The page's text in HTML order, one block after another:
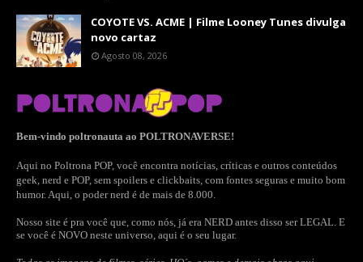
COYOTE VS. ACME | Filme Looney Tunes divulga
novo cartaz
Agosto 08, 2026
Bem-vindo poltronauta ao POLTRONAVERSE!
Aqui no Poltrona POP, você encontra notícias, críticas e outros conteúdos
geek, nerd e POP, sem spoilers e clickbaits, com fontes seguras e muito bom
humor. Aqui, o poder nerd é de mais de 8.000.
Nosso site é pra você que, como nós, já era NERD antes disso ser LEGAL. E
se você é NOVO neste universo, aqui é o seu lugar.